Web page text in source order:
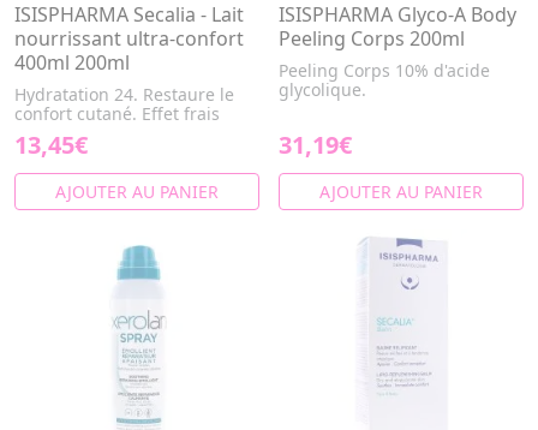
ISISPHARMA Secalia - Lait
nourrissant ultra-confort
400ml 200ml
Hydratation 24. Restaure le
confort cutané. Effet frais
13,45€
AJOUTER AU PANIER
ISISPHARMA Glyco-A Body
Peeling Corps 200ml
Peeling Corps 10% d'acide
glycolique.
31,19€
AJOUTER AU PANIER